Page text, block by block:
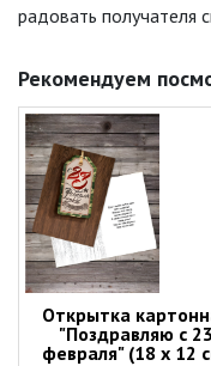
радовать получателя
Рекомендуем
Открытка
"Поздравляю с 23
февраля" (18 х 12